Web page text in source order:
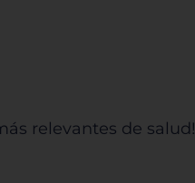
relevantes de salud!